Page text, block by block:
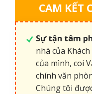
CAM KẾT
Sự tận tâm
nhà của
của mình, coi
chính văn
Chúng tôi